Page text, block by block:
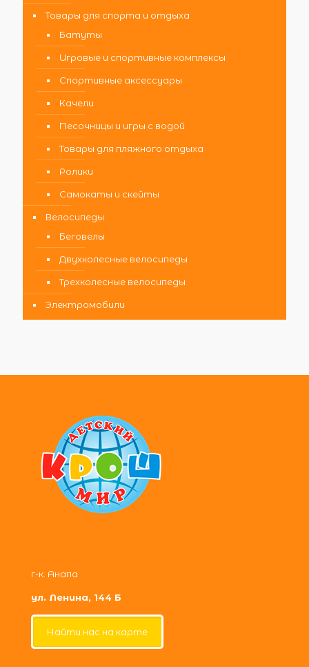
Товары для спорта и отдыха
Батуты
Игровые и спортивные комплексы
Спортивные аксессуары
Качели
Песочницы и игры с водой
Товары для пляжного отдыха
Ролики
Самокаты и скейты
Велосипеды
Беговелы
Двухколесные велосипеды
Трехколесные велосипеды
Электромобили
г-к. Анапа
ул. Ленина, 144 Б
Найти нас на карте